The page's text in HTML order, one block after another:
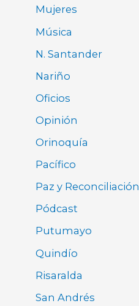
Mujeres
Música
N. Santander
Nariño
Oficios
Opinión
Orinoquía
Pacífico
Paz y Reconciliación
Pódcast
Putumayo
Quindío
Risaralda
San Andrés